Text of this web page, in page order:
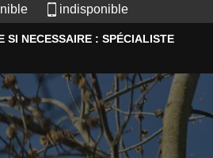
indisponible
SI NECESSAIRE : SPÉCIALISTE